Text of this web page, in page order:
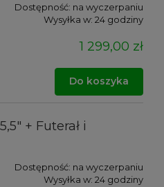
Dostępność: na wyczerpaniu
Wysyłka w: 24 godziny
1 299,00 zł
Do koszyka
+ Futerał i
Dostępność: na wyczerpaniu
Wysyłka w: 24 godziny